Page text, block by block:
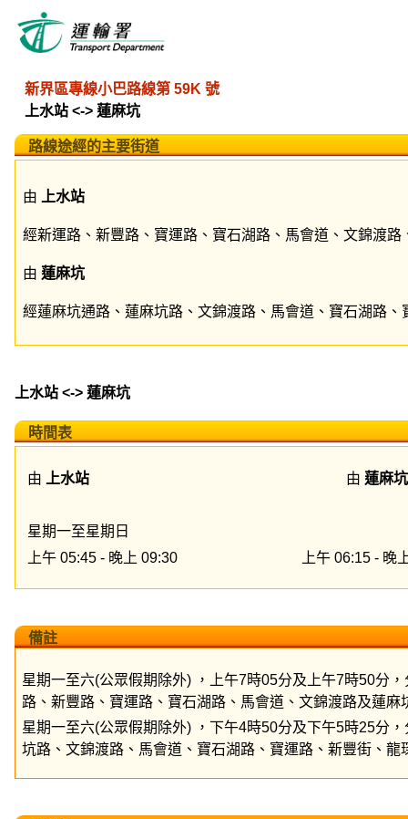
新界區專線小巴路線第 59K 號
上水站 <-> 蓮麻坑
路線途經的主要街道
由 上水站
經新運路、新豐路、寶運路、寶石湖路、馬會道、文錦渡
由 蓮麻坑
經蓮麻坑通路、蓮麻坑路、文錦渡路、馬會道、寶石湖路
上水站 <-> 蓮麻坑
時間表
由 上水站 由 蓮麻坑
星期一至星期日
上午 05:45 - 晚上 09:30
上午 06:15 - 晚
備註
星期一至六(公眾假期除外) ，上午7時05分及上午7時50分
路、新豐路、寶運路、寶石湖路、馬會道、文錦渡路及蓮麻
星期一至六(公眾假期除外) ，下午4時50分及下午5時25分
坑路、文錦渡路、馬會道、寶石湖路、寶運路、新豐街、龍